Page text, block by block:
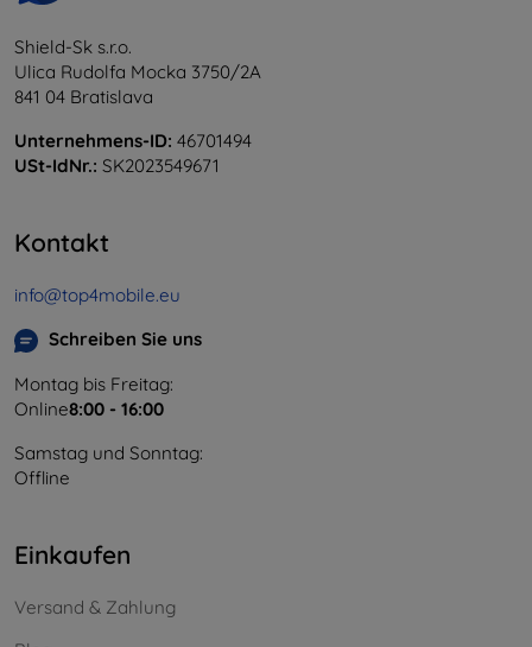
Shield-Sk s.r.o.
Ulica Rudolfa Mocka 3750/2A
841 04 Bratislava
Unternehmens-ID: 46701494
USt-IdNr.: SK2023549671
Kontakt
info@top4mobile.eu
Schreiben Sie uns
Montag bis Freitag:
Online8:00 - 16:00
Samstag und Sonntag:
Offline
Einkaufen
Versand & Zahlung